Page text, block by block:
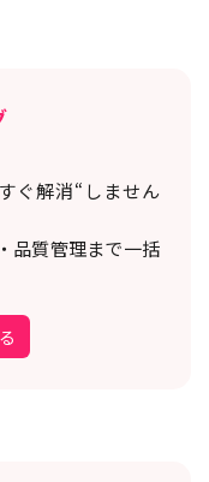
ぐ解消“しません
品質管理まで一括